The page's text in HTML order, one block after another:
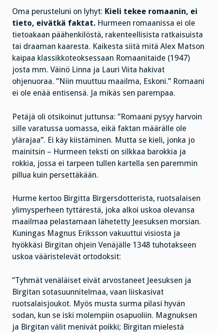
Oma perusteluni on lyhyt: Kieli tekee romaanin, ei
tieto, eivätkä faktat. Hurmeen romaanissa ei ole
tietoakaan päähenkilöstä, rakenteellisista ratkaisuista
tai draaman kaaresta. Kaikesta siitä mitä Alex Matson
kaipaa klassikkoteoksessaan Romaanitaide (1947)
josta mm. Väinö Linna ja Lauri Viita hakivat
ohjenuoraa. ”Niin muuttuu maailma, Eskoni.” Romaani
ei ole enää entisensä. Ja mikäs sen parempaa.
Petäjä oli otsikoinut juttunsa: ”Romaani pysyy harvoin
sille varatussa uomassa, eikä faktan määrälle ole
ylärajaa”. Ei käy kiistäminen. Mutta se kieli, jonka jo
mainitsin – Hurmeen teksti on silkkaa barokkia ja
rokkia, jossa ei tarpeen tullen kartella sen paremmin
pillua kuin persettäkään.
Hurme kertoo Birgitta Birgersdotterista, ruotsalaisen
ylimysperheen tyttärestä, joka alkoi uskoa olevansa
maailmaa pelastamaan lähetetty Jeesuksen morsian.
Kuningas Magnus Eriksson vakuuttui visiosta ja
hyökkäsi Birgitan ohjein Venäjälle 1348 tuhotakseen
uskoa vääristelevät ortodoksit:
”Tyhmät venäläiset eivät arvostaneet Jeesuksen ja
Birgitan sotasuunnitelmaa, vaan liiskasivat
ruotsalaisjoukot. Myös musta surma pilasi hyvän
sodan, kun se iski molempiin osapuoliin. Magnuksen
ja Birgitan välit menivät poikki; Birgitan mielestä